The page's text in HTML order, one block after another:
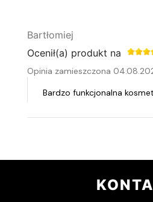
Bartłomiej
Ocenił(a) produkt na
Opinia zamieszczona
Bardzo funkcjonalna